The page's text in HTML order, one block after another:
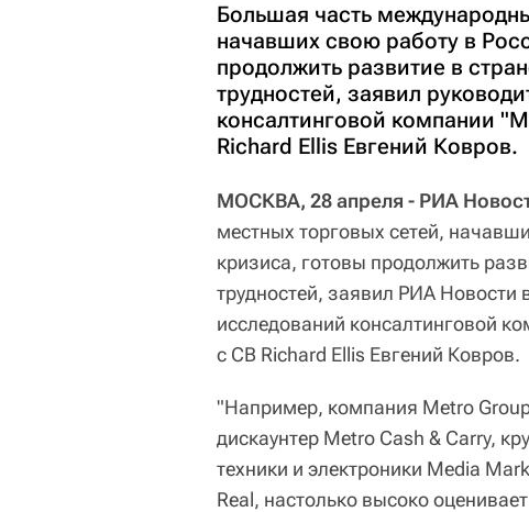
Большая часть
начавших свою работу в
продолжить развитие в
трудностей, заявил
консалтинговой компании
Richard Ellis Евгений Ковров.
МОСКВА, 28 апреля - РИА
местных торговых сетей,
кризиса, готовы продолжить
трудностей, заявил РИА Новости
исследований консалтинговой
с CB Richard Ellis Евгений Ковров.
"Например, компания Metro
дискаунтер Metro Cash & Carry,
техники и электроники Media
Real, настолько высоко